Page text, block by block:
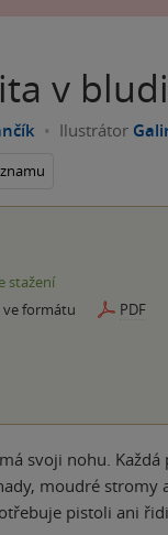
v
Ilustrátor
stažení
ve formátu
PDF
svoji nohu.
moudré stromy
pistoli ani